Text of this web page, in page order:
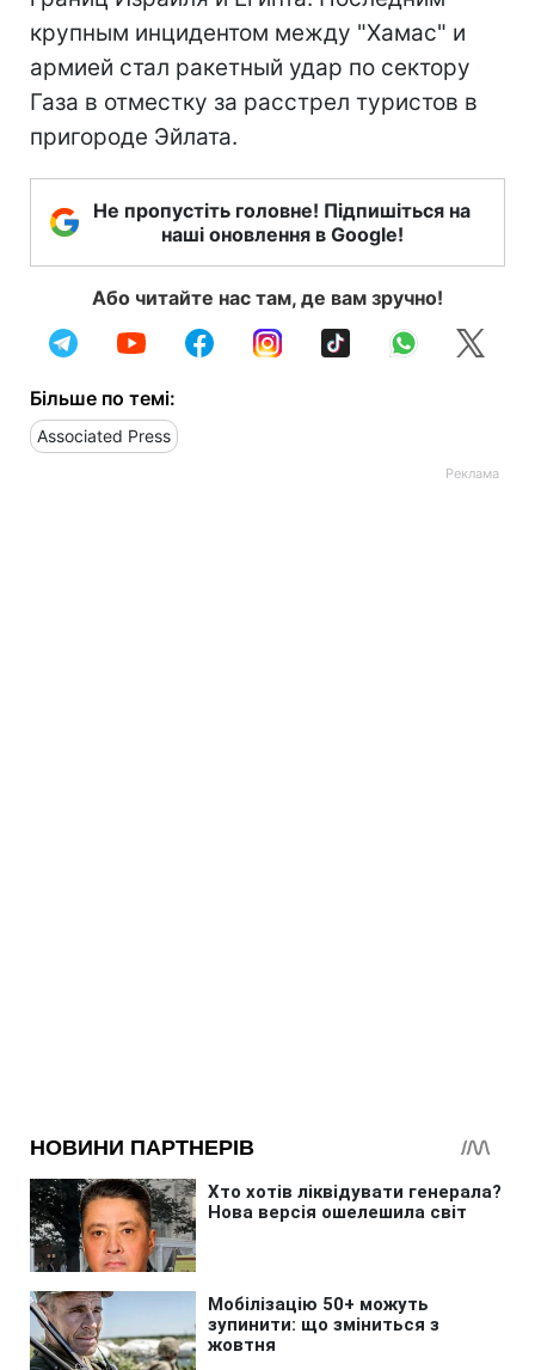
крупным инцидентом между "Хамас" и
армией стал ракетный удар по сектору
Газа в отместку за расстрел туристов в
пригороде Эйлата.
Не пропустіть головне! Підпишіться на
наші оновлення в Google!
Або читайте нас там, де вам зручно!
Більше по темі:
Associated Press